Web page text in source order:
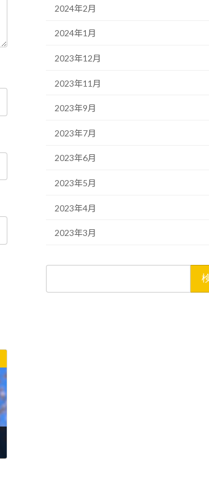
2024年2月
2024年1月
2023年12月
2023年11月
2023年9月
2023年7月
2023年6月
2023年5月
2023年4月
2023年3月